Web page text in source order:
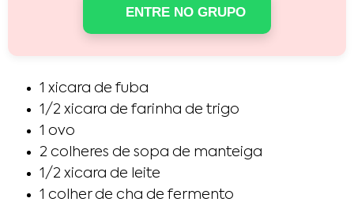
ENTRE NO GRUPO
1 xicara de fuba
1/2 xicara de farinha de trigo
1 ovo
2 colheres de sopa de manteiga
1/2 xicara de leite
1 colher de cha de fermento